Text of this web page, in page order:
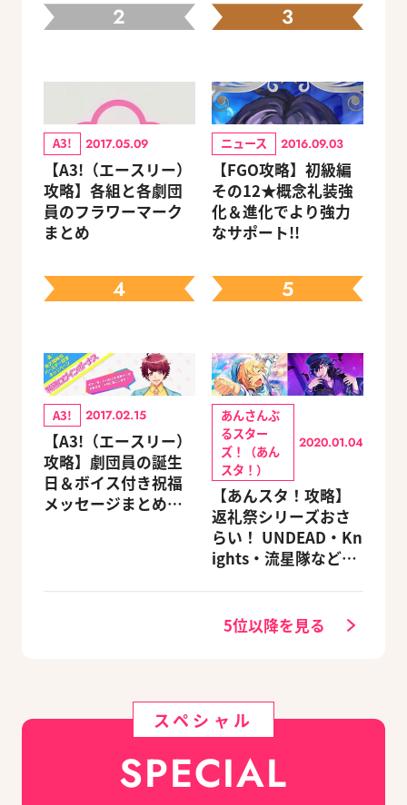
2
A3! 2017.05.09
【A3!（エースリー）
攻略】各組と各劇団
員のフラワーマーク
まとめ
3
ニュース 2016.09.03
【FGO攻略】初級編
その12★概念礼装強
化＆進化でより強力
なサポート!!
4
A3! 2017.02.15
【A3!（エースリー）
攻略】劇団員の誕生
日＆ボイス付き祝福
メッセージまとめ
5
あんさんぶ
るスター
ズ！（あん
スタ！）
2020.01.04
【あんスタ！攻略】
返礼祭シリーズおさ
らい！ UNDEAD・Kn
ights・流星隊など、
5位以降を見る
スペシャル
SPECIAL